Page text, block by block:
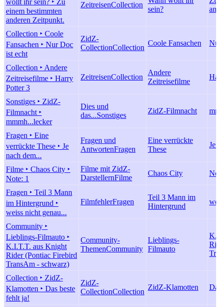
wollt ihr sein? ‣ Zu
einem bestimmten
anderen Zeitpunkt.
ZeitreisenCollection
sein?
Collection ‣ Coole
Fansachen ‣ Nur Doc
ist echt
ZidZ-
CollectionCollection
Coole Fansachen
Collection ‣ Andere
Zeitreisefilme ‣ Harry
Potter 3
ZeitreisenCollection
Andere
Zeitreisefilme
Sonstiges ‣ ZidZ-
Filmnacht ‣
mmmh...lecker
Dies und
das...Sonstiges
ZidZ-Filmnacht
Fragen ‣ Eine
verrückte These ‣ Je
nach dem...
Fragen und
AntwortenFragen
Eine verrückte
These
Je
Filme ‣ Chaos City ‣
Note: 1
Filme mit ZidZ-
DarstellernFilme
Chaos City
Fragen ‣ Teil 3 Mann
im Hintergrund ‣
weiss nicht genau...
FilmfehlerFragen
Teil 3 Mann im
Hintergrund
Community ‣
Lieblings-Filmauto ‣
K.I.T.T. aus Knight
Rider (Pontiac Firebird
TransAm - schwarz)
Community-
ThemenCommunity
Lieblings-
Filmauto
Collection ‣ ZidZ-
Klamotten ‣ Das beste
fehlt ja!
ZidZ-
CollectionCollection
ZidZ-Klamotten